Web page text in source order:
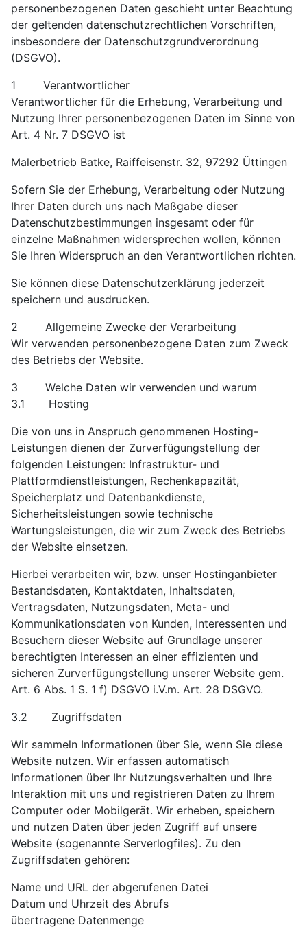
personenbezogenen Daten geschieht unter Beachtung
der geltenden datenschutzrechtlichen Vorschriften,
insbesondere der Datenschutzgrundverordnung
(DSGVO).
1 Verantwortlicher
Verantwortlicher für die Erhebung, Verarbeitung und
Nutzung Ihrer personenbezogenen Daten im Sinne von
Art. 4 Nr. 7 DSGVO ist
Malerbetrieb Batke, Raiffeisenstr. 32, 97292 Üttingen
Sofern Sie der Erhebung, Verarbeitung oder Nutzung
Ihrer Daten durch uns nach Maßgabe dieser
Datenschutzbestimmungen insgesamt oder für
einzelne Maßnahmen widersprechen wollen, können
Sie Ihren Widerspruch an den Verantwortlichen richten.
Sie können diese Datenschutzerklärung jederzeit
speichern und ausdrucken.
2 Allgemeine Zwecke der Verarbeitung
Wir verwenden personenbezogene Daten zum Zweck
des Betriebs der Website.
3 Welche Daten wir verwenden und warum
3.1 Hosting
Die von uns in Anspruch genommenen Hosting-
Leistungen dienen der Zurverfügungstellung der
folgenden Leistungen: Infrastruktur- und
Plattformdienstleistungen, Rechenkapazität,
Speicherplatz und Datenbankdienste,
Sicherheitsleistungen sowie technische
Wartungsleistungen, die wir zum Zweck des Betriebs
der Website einsetzen.
Hierbei verarbeiten wir, bzw. unser Hostinganbieter
Bestandsdaten, Kontaktdaten, Inhaltsdaten,
Vertragsdaten, Nutzungsdaten, Meta- und
Kommunikationsdaten von Kunden, Interessenten und
Besuchern dieser Website auf Grundlage unserer
berechtigten Interessen an einer effizienten und
sicheren Zurverfügungstellung unserer Website gem.
Art. 6 Abs. 1 S. 1 f) DSGVO i.V.m. Art. 28 DSGVO.
3.2 Zugriffsdaten
Wir sammeln Informationen über Sie, wenn Sie diese
Website nutzen. Wir erfassen automatisch
Informationen über Ihr Nutzungsverhalten und Ihre
Interaktion mit uns und registrieren Daten zu Ihrem
Computer oder Mobilgerät. Wir erheben, speichern
und nutzen Daten über jeden Zugriff auf unsere
Website (sogenannte Serverlogfiles). Zu den
Zugriffsdaten gehören:
Name und URL der abgerufenen Datei
Datum und Uhrzeit des Abrufs
übertragene Datenmenge